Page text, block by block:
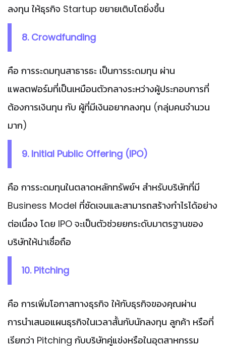
ลงทุน ให้ธุรกิจ Startup ขยายเติบโตยิ่งขึ้น
8. Crowdfunding
คือ การระดมทุนสาธารธะ เป็นการระดมทุน ผ่าน
แพลตฟอร์มที่เป็นเหมือนตัวกลางระหว่างผู้ประกอบการที่
ต้องการเงินทุน กับ ผู้ที่มีเงินอยากลงทุน (กลุ่มคนจำนวน
มาก)
9. Initial Public Offering (IPO)
คือ การระดมทุนในตลาดหลักทรัพย์ฯ สำหรับบริษัทที่มี
Business Model ที่ชัดเจนและสามารถสร้างกำไรได้อย่าง
ต่อเนื่อง โดย IPO จะเป็นตัวช่วยยกระดับมาตรฐานของ
บริษัทให้น่าเชื่อถือ
10. Pitching
คือ การเพิ่มโอกาสทางธุรกิจ ให้กับธุรกิจของคุณผ่าน
การนำเสนอแผนธุรกิจในเวลาสั้นกับนักลงทุน ลูกค้า หรือที่
เรียกว่า Pitching กับบริษัทคู่แข่งหรือในอุตสาหกรรม